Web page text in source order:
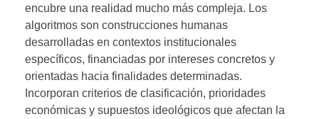
encubre una realidad mucho más compleja. Los
algoritmos son construcciones humanas
desarrolladas en contextos institucionales
específicos, financiadas por intereses concretos y
orientadas hacia finalidades determinadas.
Incorporan criterios de clasificación, prioridades
económicas y supuestos ideológicos que afectan la